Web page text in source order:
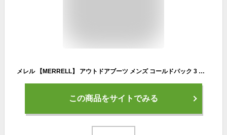
メレル 【MERRELL】 アウトドアブーツ メンズ コールドパック 3 サーモ トール ジップ ウォータープルーフ / COLDPACK 3 THERMO TALL ZIP WATERPROOF J037199 2024秋冬 (男性用/ウィンターブーツ/スノーブーツ/スノトレ/タウンユース/雪上)
この商品をサイトでみる